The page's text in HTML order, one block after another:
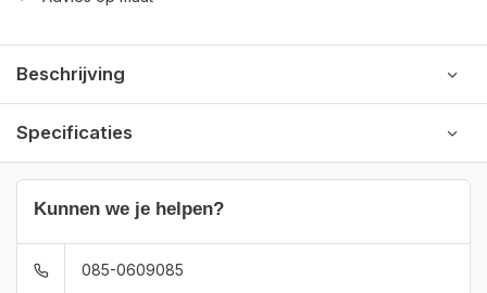
Beschrijving
Specificaties
Kunnen we je helpen?
085-0609085